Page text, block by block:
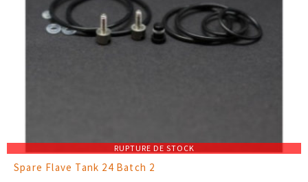
RUPTURE DE STOCK
Spare Flave Tank 24 Batch 2